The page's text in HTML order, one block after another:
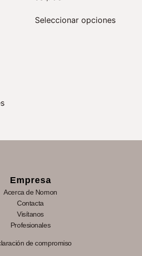
Seleccionar opciones
Empresa
Acerca de Nomon
Contacta
Visítanos
Profesionales
de compromiso